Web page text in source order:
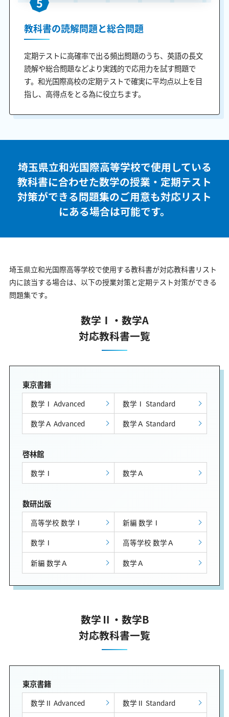
教科書の読解問題と総合問題
定期テストに高確率で出る頻出問題のうち、英語の長文
読解や総合問題などより実践的で応用力を試す問題で
す。和光国際高校の定期テストで確実に平均点以上を目
指し、高得点をとる為に役立ちます。
埼玉県立和光国際高等学校で使用している
教科書に合わせた数学の授業・定期テスト
対策ができる問題集のご用意も対応リスト
にある場合は可能です。
埼玉県立和光国際高等学校で使用する教科書が対応教科書リスト
内に該当する場合は、以下の授業対策と定期テスト対策ができる
問題集です。
数学Ⅰ・数学A
対応教科書一覧
東京書籍
数学Ⅰ Advanced
数学Ⅰ Standard
数学Ａ Advanced
数学Ａ Standard
啓林館
数学Ⅰ 数学Ａ
数研出版
高等学校 数学Ⅰ
新編 数学Ⅰ
数学Ⅰ
高等学校 数学Ａ
新編 数学Ａ
数学Ａ
数学Ⅱ・数学B
対応教科書一覧
東京書籍
数学Ⅱ Advanced
数学Ⅱ Standard